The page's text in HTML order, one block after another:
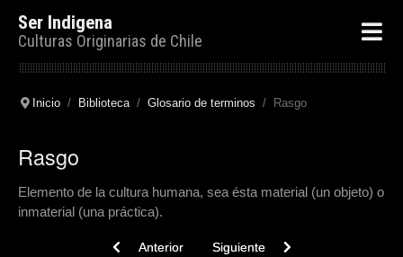
Ser Indigena
Culturas Originarias de Chile
Inicio Biblioteca Glosario de terminos Rasgo
Rasgo
Elemento de la cultura humana, sea ésta material (un objeto) o
inmaterial (una práctica).
Previous article: Raspador o rascador
Anterior Next article: Raninwenu
Siguiente